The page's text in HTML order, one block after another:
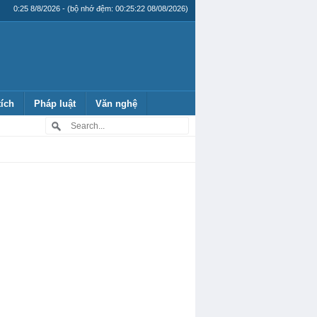
0:25 8/8/2026 - (bộ nhớ đệm: 00:25:22 08/08/2026)
Pháp luật Văn nghệ